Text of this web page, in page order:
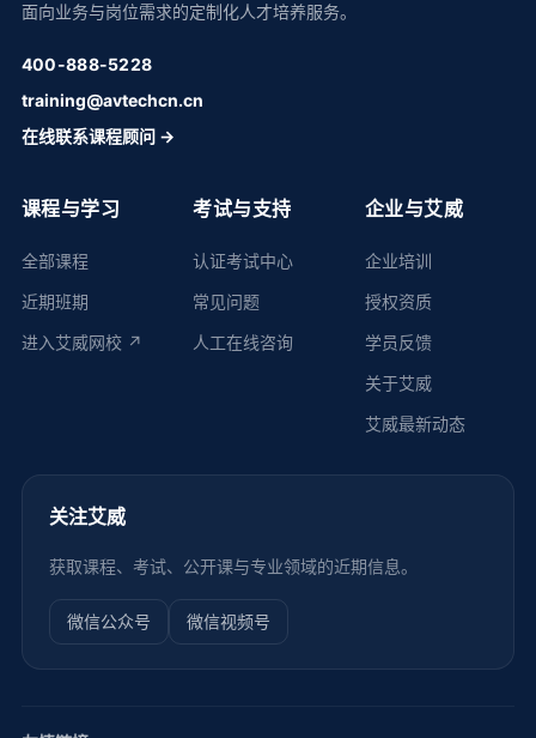
面向业务与岗位需求的定制化人才培养服务。
400-888-5228
training@avtechcn.cn
在线联系课程顾问 →
课程与学习
全部课程
近期班期
进入艾威网校 ↗
考试与支持
认证考试中心
常见问题
人工在线咨询
企业与艾威
企业培训
授权资质
学员反馈
关于艾威
艾威最新动态
关注艾威
获取课程、考试、公开课与专业领域的近期信息。
微信公众号 微信视频号